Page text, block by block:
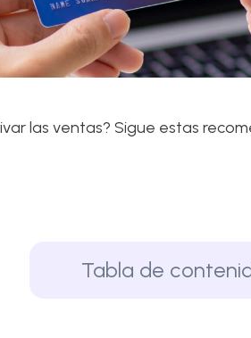
las ventas? Sigue estas
Tabla de